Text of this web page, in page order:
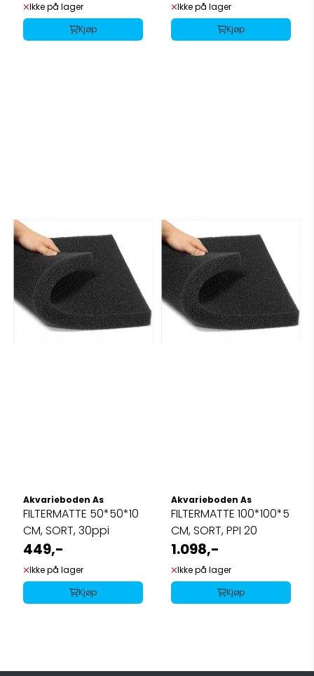
Ikke på lager
Kjøp
Ikke på lager
Kjøp
Akvarieboden As
FILTERMATTE 50*50*10
CM, SORT, 30ppi
449,-
Ikke på lager
Kjøp
Akvarieboden As
FILTERMATTE 100*100*5
CM, SORT, PPI 20
1.098,-
Ikke på lager
Kjøp